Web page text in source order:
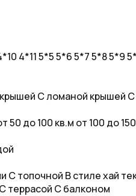
4*115*55*65*75*85*9
С ломаной крышей
50 до 100 кв.м от 100 до
С топочной В стиле хай
С террасой С балконом